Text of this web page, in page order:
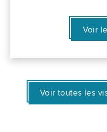
Voir
Voir toutes les